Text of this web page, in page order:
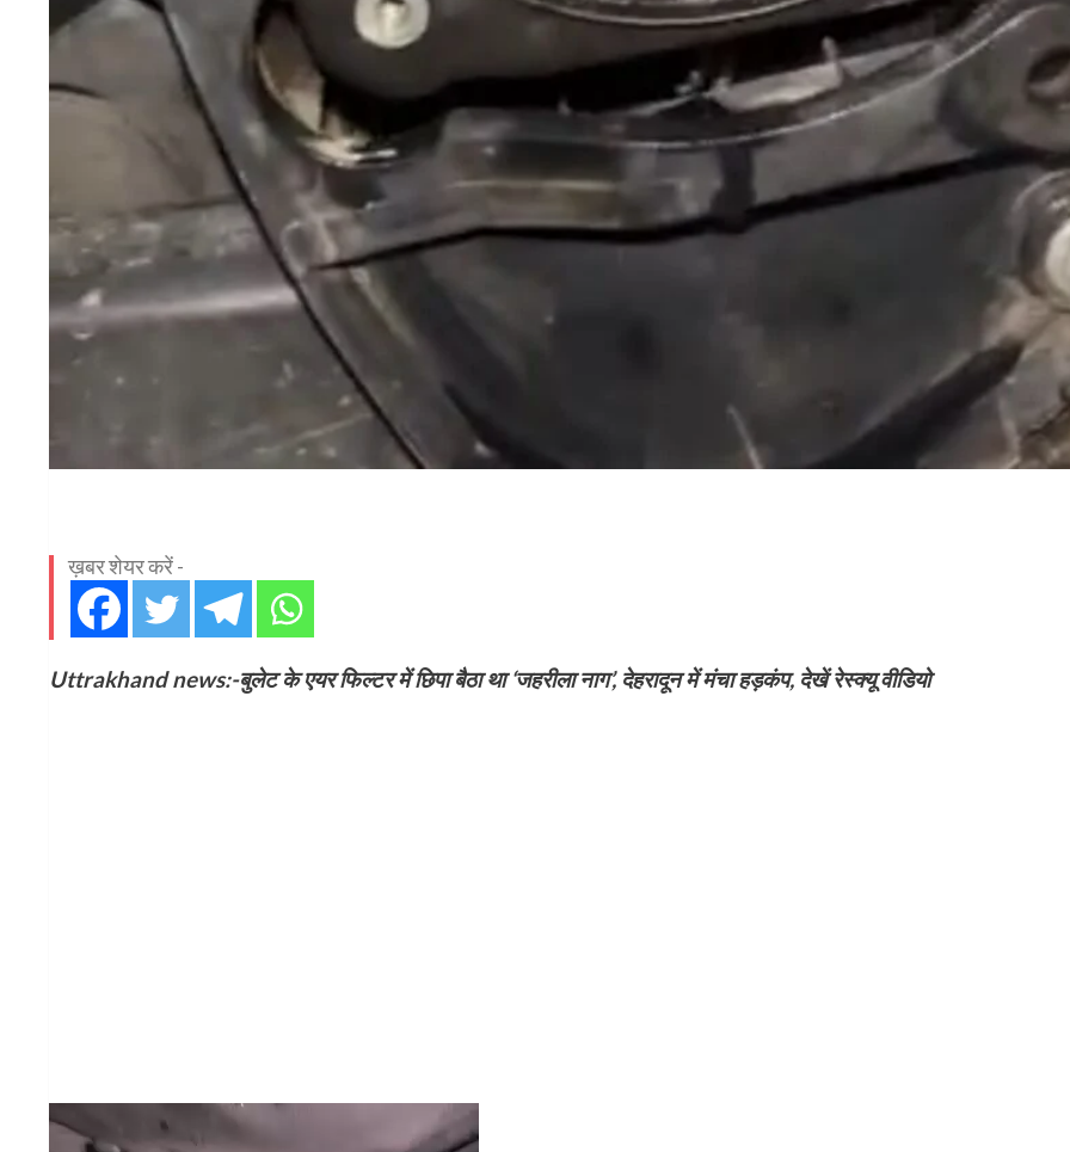
ख़बर शेयर करें -
Uttrakhand news:-बुलेट के एयर फिल्टर में छिपा बैठा था ‘जहरीला नाग’, देहरादून में मंचा हड़कंप, देखें रेस्क्यू वीडियो
Video